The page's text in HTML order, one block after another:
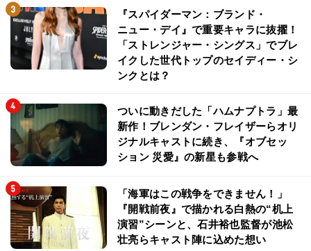
『スパイダーマン：ブランド・
ニュー・デイ』で重要キャラに抜擢！
「ストレンジャー・シングス」でブレ
イクした世代トップのセイディー・シ
ンクとは？
ついに動きだした「ハムナプトラ」最
新作！ブレンダン・フレイザーらオリ
ジナルキャストに続き、『オブセッ
ション 災愛』の新星も参戦へ
「海軍はこの戦争をできません！」
『開戦前夜』で描かれる白熱の“机上
演習”シーンと、石井裕也監督が池松
壮亮らキャスト陣に込めた想い